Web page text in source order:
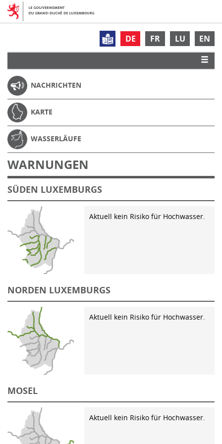
DE FR LU EN
NACHRICHTEN
KARTE
WASSERLÄUFE
WARNUNGEN
SÜDEN LUXEMBURGS
Aktuell kein Risiko für Hochwasser.
NORDEN LUXEMBURGS
Aktuell kein Risiko für Hochwasser.
MOSEL
Aktuell kein Risiko für Hochwasser.